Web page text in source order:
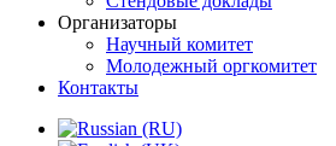
Организаторы
Научный комитет
Молодежный оргкомитет
Контакты